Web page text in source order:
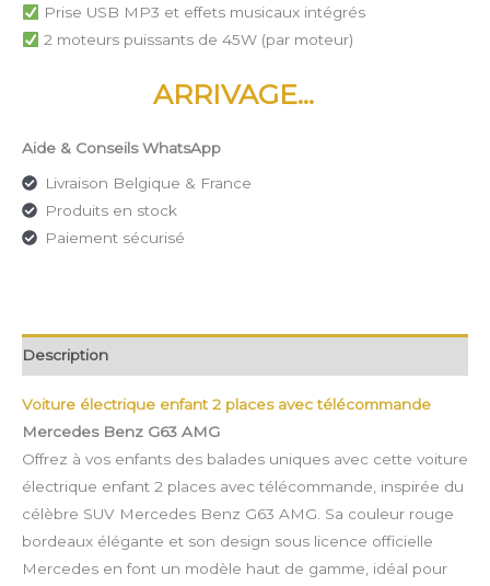
Prise USB MP3 et effets musicaux intégrés
2 moteurs puissants de 45W (par moteur)
Aide & Conseils WhatsApp
Livraison Belgique & France
Produits en stock
Paiement sécurisé
Description
Voiture électrique enfant 2 places avec télécommande
Mercedes Benz G63 AMG
Offrez à vos enfants des balades uniques avec cette voiture
électrique enfant 2 places avec télécommande, inspirée du
célèbre SUV Mercedes Benz G63 AMG. Sa couleur rouge
bordeaux élégante et son design sous licence officielle
Mercedes en font un modèle haut de gamme, idéal pour